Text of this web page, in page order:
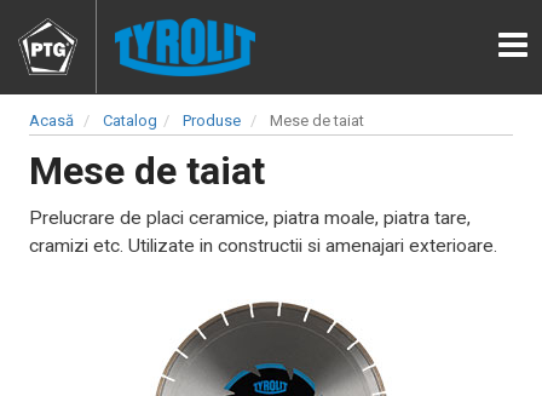
Acasă Catalog Produse Mese de taiat
Mese de taiat
Prelucrare de placi ceramice, piatra moale, piatra tare,
cramizi etc. Utilizate in constructii si amenajari exterioare.